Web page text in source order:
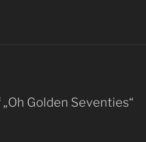
Golden Seventies“